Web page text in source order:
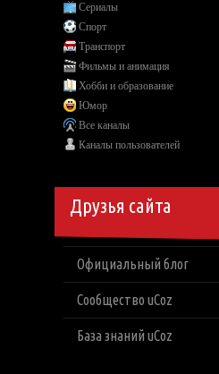
Сериалы
Спорт
Транспорт
Фильмы и анимация
Хобби и образование
Юмор
Все каналы
Каналы пользователей
Друзья сайта
Официальный блог
Сообщество uCoz
База знаний uCoz